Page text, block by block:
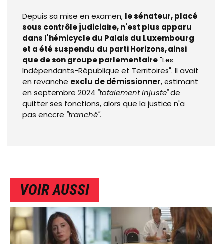
Depuis sa mise en examen, le sénateur, placé
sous contrôle judiciaire, n'est plus apparu
dans l'hémicycle du Palais du Luxembourg
et a été suspendu du parti Horizons, ainsi
que de son groupe parlementaire"Les
Indépendants-République et Territoires". Il avait
en revanche exclu de démissionner, estimant
en septembre 2024 "totalement injuste"de
quitter ses fonctions, alors que la justice n'a
pas encore "tranché".
VOIR AUSSI
IMAGE